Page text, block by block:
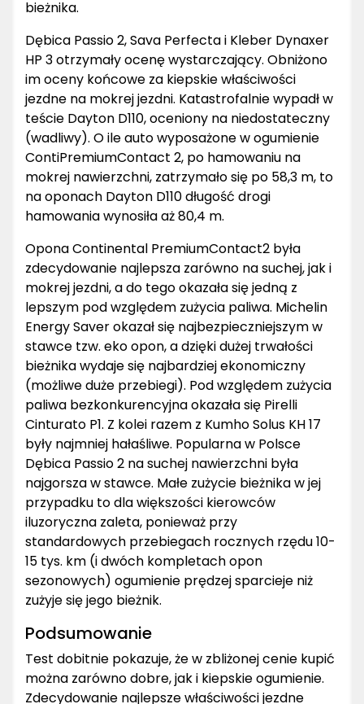
bieżnika.
Dębica Passio 2, Sava Perfecta i Kleber Dynaxer
HP 3 otrzymały ocenę wystarczający. Obniżono
im oceny końcowe za kiepskie właściwości
jezdne na mokrej jezdni. Katastrofalnie wypadł w
teście Dayton D110, oceniony na niedostateczny
(wadliwy). O ile auto wyposażone w ogumienie
ContiPremiumContact 2, po hamowaniu na
mokrej nawierzchni, zatrzymało się po 58,3 m, to
na oponach Dayton D110 długość drogi
hamowania wynosiła aż 80,4 m.
Opona Continental PremiumContact2 była
zdecydowanie najlepsza zarówno na suchej, jak i
mokrej jezdni, a do tego okazała się jedną z
lepszym pod względem zużycia paliwa. Michelin
Energy Saver okazał się najbezpieczniejszym w
stawce tzw. eko opon, a dzięki dużej trwałości
bieżnika wydaje się najbardziej ekonomiczny
(możliwe duże przebiegi). Pod względem zużycia
paliwa bezkonkurencyjna okazała się Pirelli
Cinturato P1. Z kolei razem z Kumho Solus KH 17
były najmniej hałaśliwe. Popularna w Polsce
Dębica Passio 2 na suchej nawierzchni była
najgorsza w stawce. Małe zużycie bieżnika w jej
przypadku to dla większości kierowców
iluzoryczna zaleta, ponieważ przy
standardowych przebiegach rocznych rzędu 10-
15 tys. km (i dwóch kompletach opon
sezonowych) ogumienie prędzej sparcieje niż
zużyje się jego bieżnik.
Podsumowanie
Test dobitnie pokazuje, że w zbliżonej cenie kupić
można zarówno dobre, jak i kiepskie ogumienie.
Zdecydowanie najlepsze właściwości jezdne